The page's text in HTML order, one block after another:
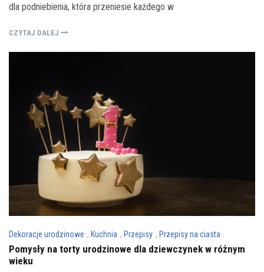
dla podniebienia, która przeniesie każdego w
CZYTAJ DALEJ
Dekoracje urodzinowe , Kuchnia , Przepisy , Przepisy na ciasta
Pomysły na torty urodzinowe dla dziewczynek w różnym
wieku